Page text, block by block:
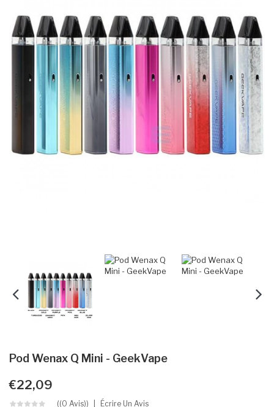
Pod Wenax Q Mini - GeekVape
€22,09
((0 Avis)) Écrire Un Avis